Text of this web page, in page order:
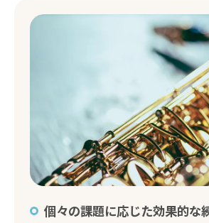
個々の課題に応じた効果的な